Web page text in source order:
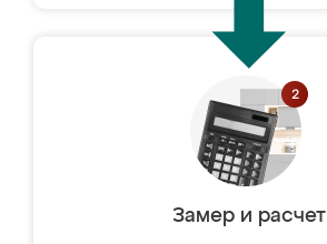
Замер и расчет